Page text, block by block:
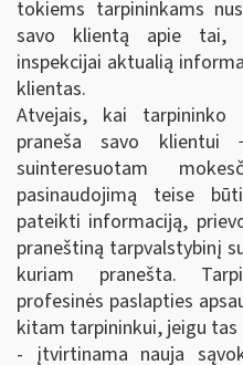
tokiems tarpininkams
savo klientą apie tai,
inspekcijai aktualią
klientas.
Atvejais, kai tarpininko
praneša savo
suinteresuotam
pasinaudojimą teise
pateikti informaciją,
praneštiną tarpvalstybinį
kuriam pranešta.
profesinės paslapties
kitam tarpininkui, jeigu
- įtvirtinama nauja